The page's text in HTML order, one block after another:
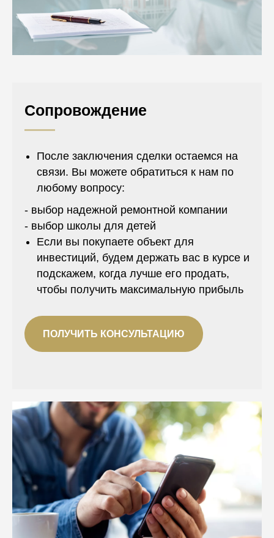
Сопровождение
После заключения сделки остаемся на
связи. Вы можете обратиться к нам по
любому вопросу:
- выбор надежной ремонтной компании
- выбор школы для детей
Если вы покупаете объект для
инвестиций, будем держать вас в курсе и
подскажем, когда лучше его продать,
чтобы получить максимальную прибыль
ПОЛУЧИТЬ КОНСУЛЬТАЦИЮ